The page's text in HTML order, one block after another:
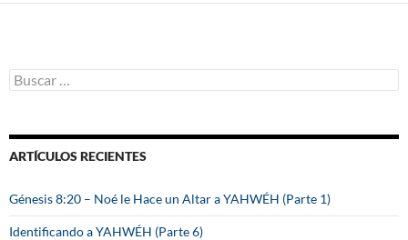
B
u
a
r
ARTÍCULOS RECIENTES
Génesis 8:20 – Noé le Hace un Altar a YAHWÉH (Parte 1)
Identificando a YAHWÉH (Parte 6)